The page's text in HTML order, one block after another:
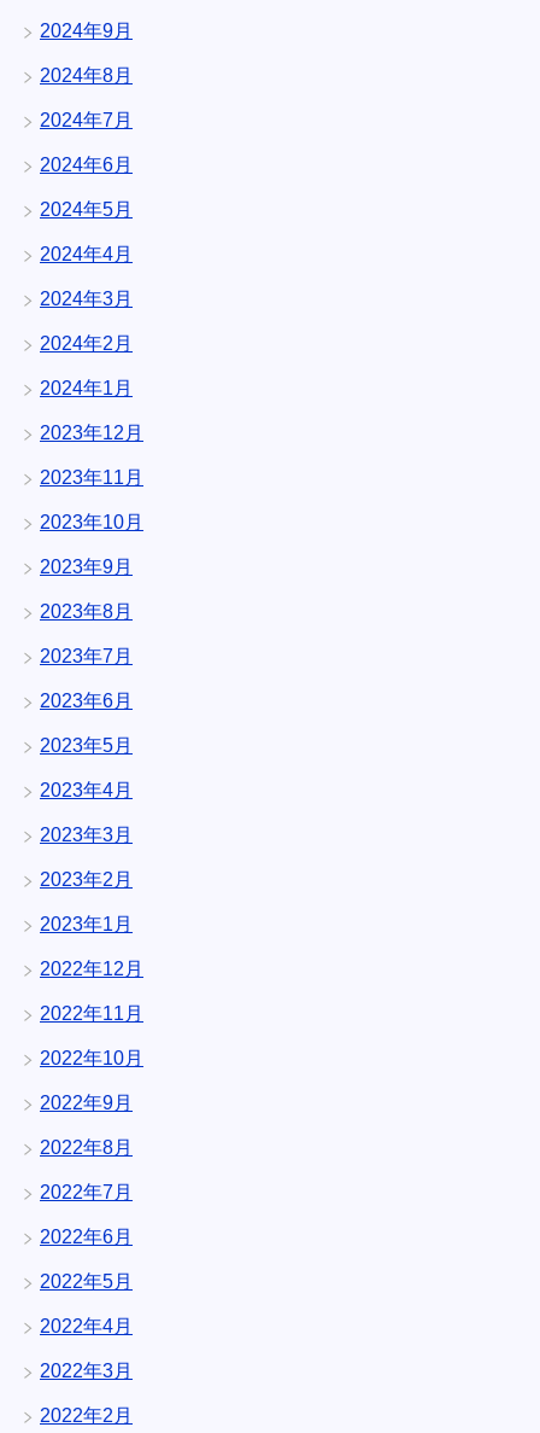
2024年9月
2024年8月
2024年7月
2024年6月
2024年5月
2024年4月
2024年3月
2024年2月
2024年1月
2023年12月
2023年11月
2023年10月
2023年9月
2023年8月
2023年7月
2023年6月
2023年5月
2023年4月
2023年3月
2023年2月
2023年1月
2022年12月
2022年11月
2022年10月
2022年9月
2022年8月
2022年7月
2022年6月
2022年5月
2022年4月
2022年3月
2022年2月